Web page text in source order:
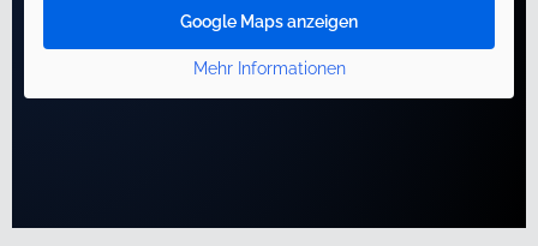
Google Maps anzeigen
Mehr Informationen